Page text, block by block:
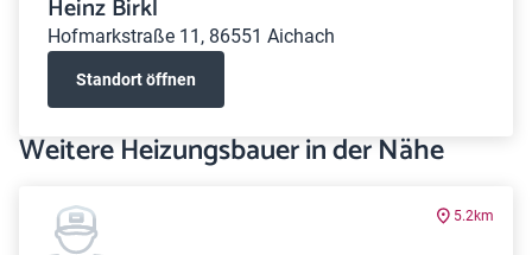
Heinz Birkl
Hofmarkstraße 11, 86551 Aichach
Standort öffnen
Weitere Heizungsbauer in der Nähe
5.2km